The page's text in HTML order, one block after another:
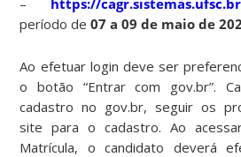
período de07 a 09 de maio de
Ao efetuar login deve ser
o botão “Entrar com gov.br”.
cadastro no gov.br, seguir os
site para o cadastro. Ao
Matrícula, o candidato deverá